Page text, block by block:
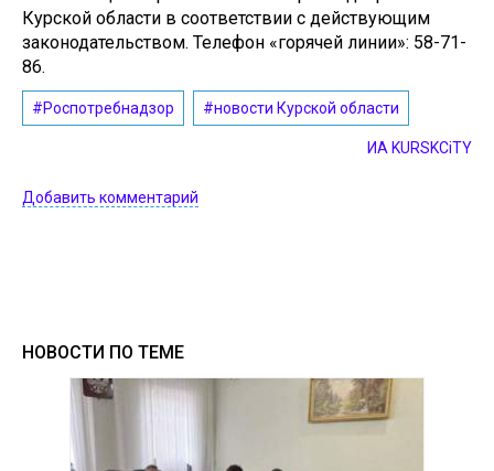
Курской области в соответствии с действующим
законодательством. Телефон «горячей линии»: 58-71-
86.
#Роспотребнадзор #новости Курской области
ИА KURSKCiTY
Добавить комментарий
НОВОСТИ ПО ТЕМЕ